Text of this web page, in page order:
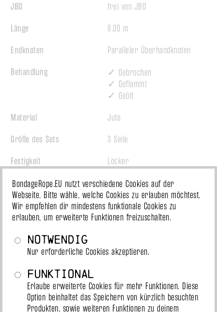
JBO
frei von JBO
Länge
8.00 m
Endknoten
Paralleler Überhandknoten
Behandlung
✓ Gebrochen
✓ Geflammt
✓ Geölt
Material
Jute
Größe des Sets
3 Seile
Festigkeit
Locker
Produktbeschreibung
Fesselfertiges Seilset aus Jute mit drei Seilen zu je acht Metern
Fesselfertiges Seil aus Jute mit acht Metern Länge.
Unbehandeltes Seil aus Jute mit acht Metern Länge.
Clara ist eine Marke des Seilshops Esinem. Es ist ein JBO-freies
Juteseil. Der vom Hersteller angegebene Durchmesser von 5,5mm
BondageRope.EU nutzt verschiedene Cookies auf der
Webseite. Bitte wähle, welche Cookies zu erlauben möchtest.
Wir empfehlen dir mindestens funktionale Cookies zu
erlauben, um erweiterte Funktionen freizuschalten.
Notwendig
Nur erforderliche Cookies akzeptieren.
Funktional
Erlaube erweiterte Cookies für mehr Funktionen. Diese
Option beinhaltet das Speichern von kürzlich besuchten
Produkten, sowie weiteren Funktionen zu deinem